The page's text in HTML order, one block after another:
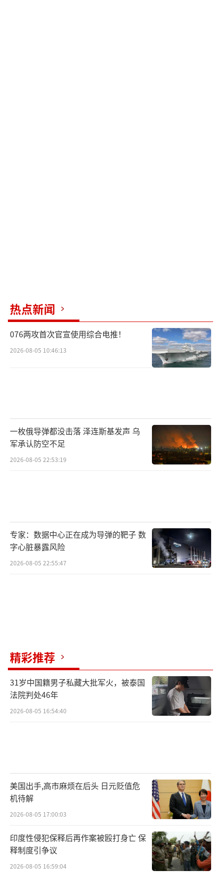
热点新闻
076两攻首次官宣使用综合电推！
2026-08-05 10:46:13
一枚俄导弹都没击落 泽连斯基发声 乌
军承认防空不足
2026-08-05 22:53:19
专家：数据中心正在成为导弹的靶子 数
字心脏暴露风险
2026-08-05 22:55:47
精彩推荐
31岁中国籍男子私藏大批军火，被泰国
法院判处46年
2026-08-05 16:54:40
美国出手,高市麻烦在后头 日元贬值危
机待解
2026-08-05 17:00:03
印度性侵犯保释后再作案被殴打身亡 保
释制度引争议
2026-08-05 16:59:04